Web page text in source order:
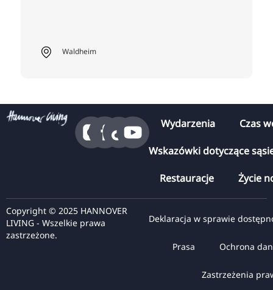
Waldheim
Wydarzenia Czas
Wskazówki dotyczące
Restauracje Życie
Copyright © 2025 HANNOVER
LIVING - Wszelkie prawa
zastrzeżone.
Deklaracja w sprawie
Prasa Ochrona
Zastrzeżenia